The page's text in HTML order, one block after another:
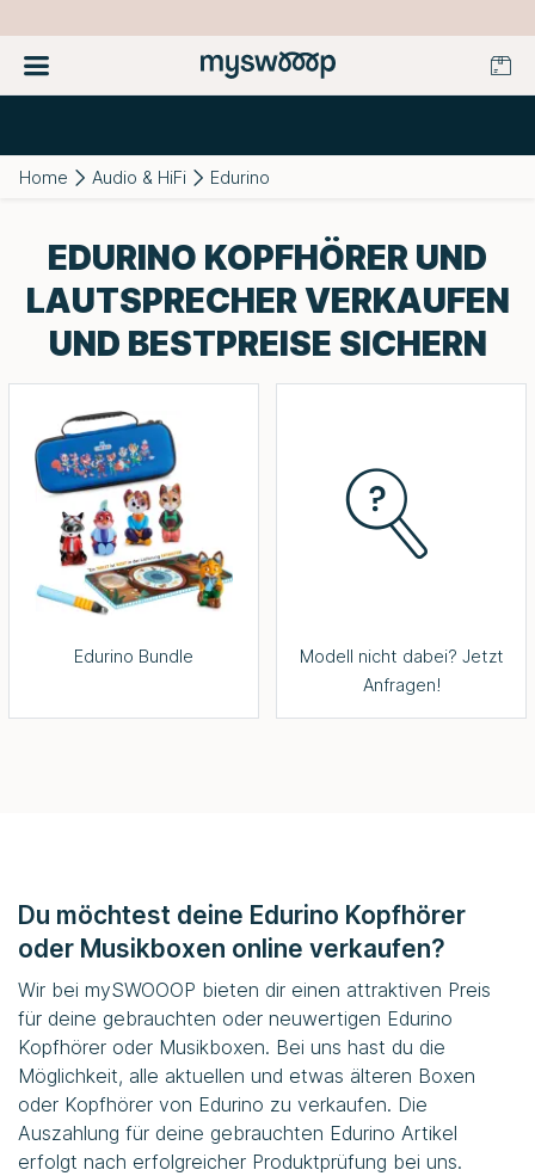
Home Audio & HiFi Edurino
EDURINO KOPFHÖRER UND
LAUTSPRECHER VERKAUFEN
UND BESTPREISE SICHERN
Edurino Bundle
Modell nicht dabei? Jetzt
Anfragen!
Du möchtest deine Edurino Kopfhörer
oder Musikboxen online verkaufen?
Wir bei mySWOOOP bieten dir einen attraktiven Preis
für deine gebrauchten oder neuwertigen Edurino
Kopfhörer oder Musikboxen. Bei uns hast du die
Möglichkeit, alle aktuellen und etwas älteren Boxen
oder Kopfhörer von Edurino zu verkaufen. Die
Auszahlung für deine gebrauchten Edurino Artikel
erfolgt nach erfolgreicher Produktprüfung bei uns.